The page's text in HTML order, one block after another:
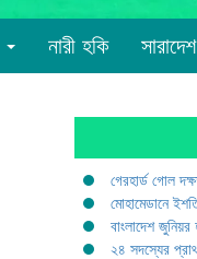
নারী হকি সারাদেশ
গেরহার্ড গোল
মোহামেডানে
বাংলাদেশ
২৪ সদস্যের